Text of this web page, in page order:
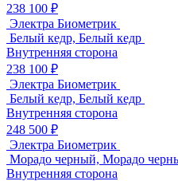
238 100 ₽
Электра Биометрик
Белый кедр, Белый кедр
Внутренняя сторона
238 100 ₽
Электра Биометрик
Белый кедр, Белый кедр
Внутренняя сторона
248 500 ₽
Электра Биометрик
Морадо черный, Морадо
Внутренняя сторона